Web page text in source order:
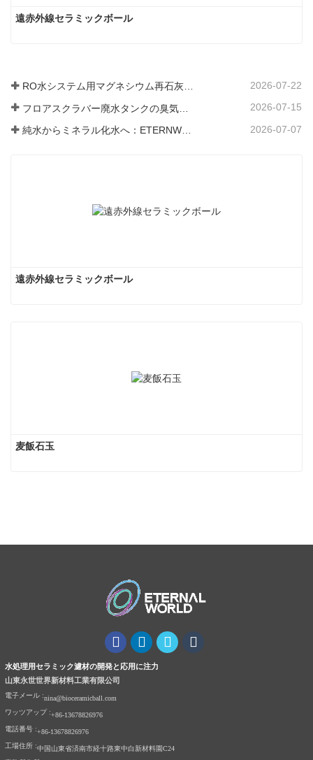
遠赤外線セラミックボール
RO水システム用マグネシウム再石灰化フィルター媒体 2026-07-22
2026-07-15
2026-07-07
遠赤外線セラミックボール
麦飯石玉
水処理用セラミック濾材の開発と応用に注力
山東永世世界新材料工業有限公司
電子メール :nina@bioceramicball.com
ワッツアップ :+86-13678826976
電話番号 :+86-13678826976
工場住所 :中国山東省済南市経十路東中白新材料園C24